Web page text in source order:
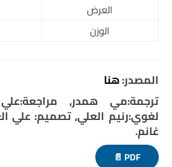
العرض
الوزن
المصدر:هنا
ترجمة:مي همدر,
لغوي:رنيم العلي, تصميم: علي
غانم.
PDF 📄